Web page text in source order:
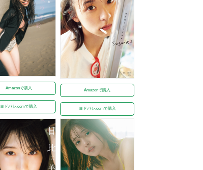
Amazonで購入
ヨドバシ.comで購入
Amazonで購入
ヨドバシ.comで購入